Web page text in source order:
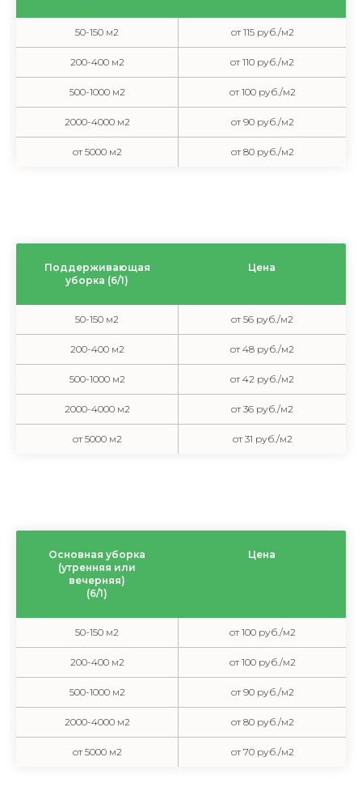
50-150 м2 от 115 руб./м2
200-400 м2 от 110 руб./м2
500-1000 м2 от 100 руб./м2
2000-4000 м2 от 90 руб./м2
от 5000 м2 от 80 руб./м2
Поддерживающая
уборка (6/1)
Цена
50-150 м2 от 56 руб./м2
200-400 м2 от 48 руб./м2
500-1000 м2 от 42 руб./м2
2000-4000 м2 от 36 руб./м2
от 5000 м2 от 31 руб./м2
Основная уборка
(утренняя или
вечерняя)
(6/1)
Цена
50-150 м2 от 100 руб./м2
200-400 м2 от 100 руб./м2
500-1000 м2 от 90 руб./м2
2000-4000 м2 от 80 руб./м2
от 5000 м2 от 70 руб./м2